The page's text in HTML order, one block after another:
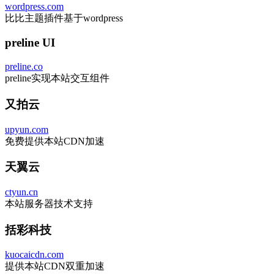
wordpress.com
比比主题插件基于wordpress
preline UI
preline.co
preline实现本站交互组件
又拍云
upyun.com
免费提供本站CDN加速
天翼云
ctyun.cn
本站服务器技术支持
括彩科技
kuocaicdn.com
提供本站CDN双重加速